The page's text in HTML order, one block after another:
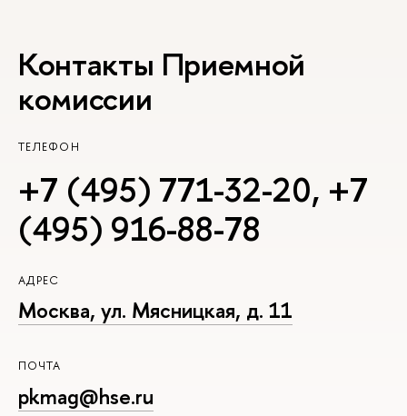
Контакты Приемной
комиссии
ТЕЛЕФОН
+7 (495) 771-32-20, +7
(495) 916-88-78
АДРЕС
Москва, ул. Мясницкая, д. 11
ПОЧТА
pkmag@hse.ru